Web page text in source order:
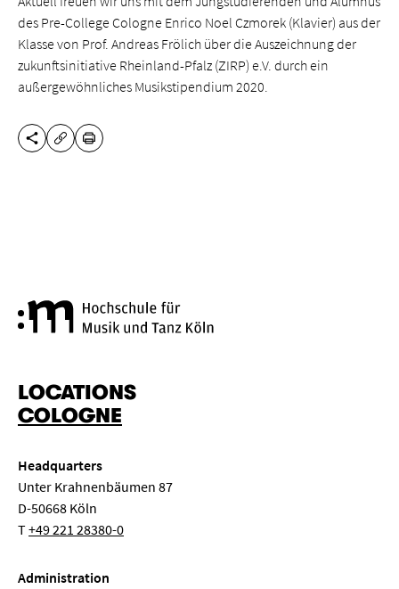
des Pre-College Cologne Enrico Noel Czmorek (Klavier) aus der
Klasse von Prof. Andreas Frölich über die Auszeichnung der
zukunftsinitiative Rheinland-Pfalz (ZIRP) e.V. durch ein
außergewöhnliches Musikstipendium 2020.
SHARE THIS PAGE
COPY URL
PRINT
LOCATIONS
COLOGNE
Headquarters
Unter Krahnenbäumen 87
D-50668 Köln
T+49 221 28380-0
Administration